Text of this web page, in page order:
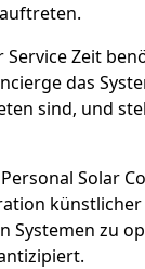
Zeit
das
sind, und
Solar
zu